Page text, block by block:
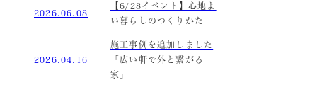
2026.06.08
【6/28イベント】心地よ
い暮らしのつくりかた
2026.04.16
施工事例を追加しました
「広い軒で外と繋がる
家」